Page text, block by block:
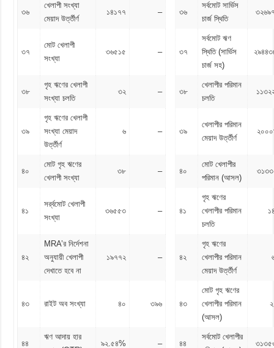
৩৬
খেলাপী সংখ্যা
মেয়াদ উর্ত্তীর্ণ
১৪১৭৭ – ৩৬
সর্বমোট সার্ভিস
চার্জ স্থিতি
৩৭
মোট খেলাপী
সংখ্যা
৩৬৫১৫ – ৩৭
সর্বমোট ঋণ
স্থিতি (সার্ভিস
চার্জ সহ)
৩৮
গৃহ ঋণের খেলাপী
সংখ্যা চলতি
৩২ – ৩৮
খেলাপীর পরিমান
চলতি
৩৯
গৃহ ঋণের খেলাপী
সংখ্যা মেয়াদ
উর্ত্তীর্ণ
৬ – ৩৯
খেলাপীর পরিমান
মেয়াদ উর্ত্তীর্ণ
৪০
মোট গৃহ ঋণের
খেলাপী সংখ্যা
৩৮ – ৪০
মোট খেলাপীর
পরিমান (আসল)
৪১
সর্র্বমোট খেলাপী
সংখ্যা
৩৬৫৫৩ – ৪১
গৃহ ঋণের
খেলাপীর পরিমান
চলতি
৪২
MRA’র নির্দেশনা
অনুযায়ী খেলাপী
দেখাতে হবে না
১৯৭৭২ – ৪২
গৃহ ঋণের
খেলাপীর পরিমান
মেয়াদ উর্ত্তীর্ণ
৪৩ রাইট অব সংখ্যা ৪০ ৩৯৬ ৪৩
মোট গৃহ ঋণের
খেলাপীর পরিমান
(আসল)
৪৪
ঋণ আদায় হার
৯২.৫৪% – ৪৪
সর্বমোট খেলাপীর